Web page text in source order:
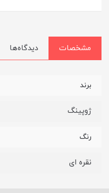
مشخصات دیدگاه‌ها
برند
ژوپینگ
رنگ
نقره ای